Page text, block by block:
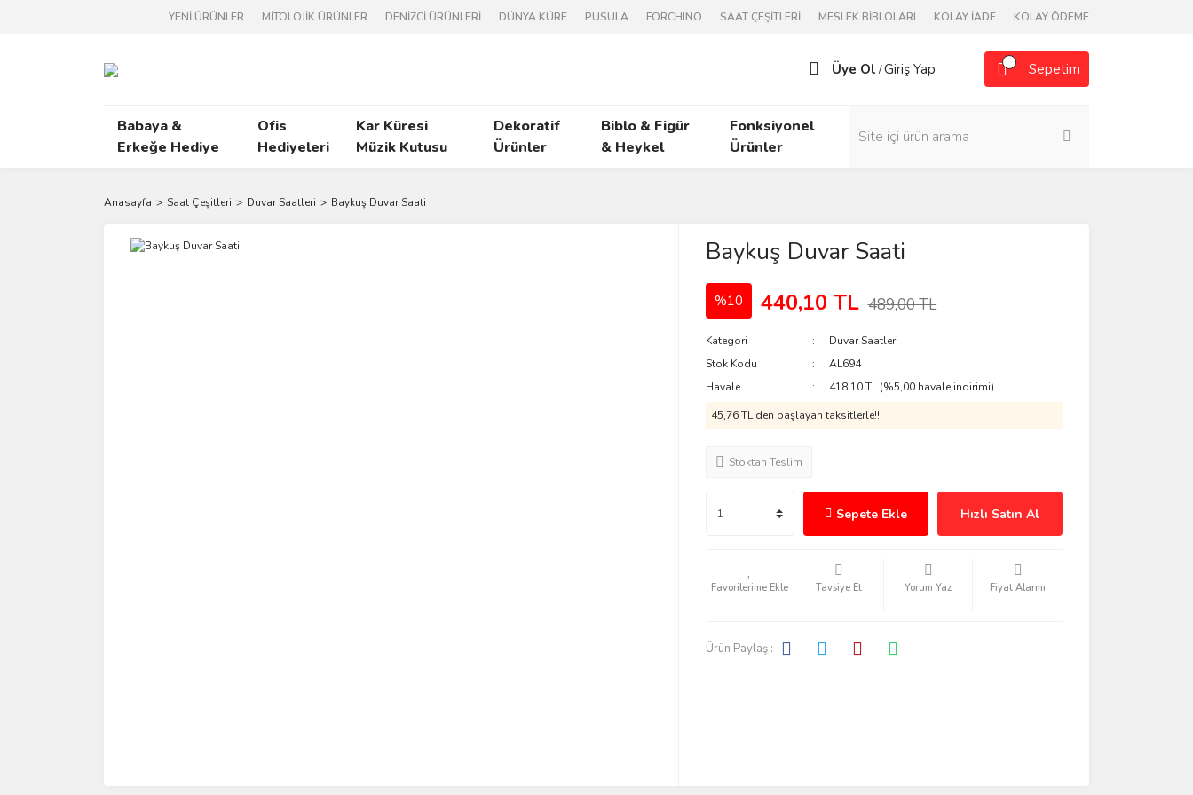
YENİ ÜRÜNLER MİTOLOJİK ÜRÜNLER DENİZCİ ÜRÜNLERİ DÜNYA KÜRE PUSULA FORCHINO SAAT ÇEŞİTLERİ MESLEK BİBLOLARI KOLAY İADE KOLAY ÖDEME
Üye Ol /Giriş Yap Sepetim
Babaya &
Erkeğe Hediye
Ofis
Hediyeleri
Kar Küresi
Müzik Kutusu
Dekoratif
Ürünler
Biblo & Figür
& Heykel
Fonksiyonel
Ürünler
Anasayfa Saat Çeşitleri Duvar Saatleri Baykuş Duvar Saati
Baykuş Duvar Saati
%10 440,10 TL 489,00 TL
Kategori
Duvar Saatleri
Stok Kodu
AL694
Havale
418,10 TL (%5,00 havale indirimi)
45,76 TL den başlayan taksitlerle!!
Stoktan Teslim
Sepete Ekle Hızlı Satın Al
Tavsiye Et Yorum Yaz Fiyat Alarmı
Ürün Paylaş :